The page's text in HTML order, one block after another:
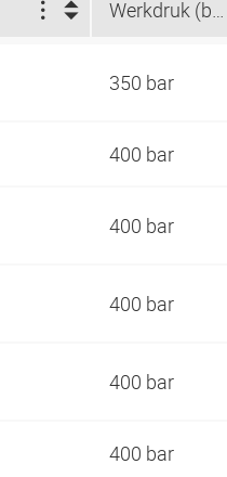
Werkdruk (bar)
350 bar
400 bar
400 bar
400 bar
400 bar
400 bar